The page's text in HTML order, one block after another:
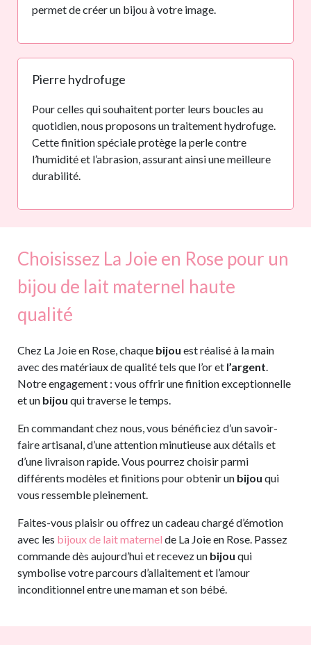
permet de créer un bijou à votre image.
Pierre hydrofuge
Pour celles qui souhaitent porter leurs boucles au
quotidien, nous proposons un traitement hydrofuge.
Cette finition spéciale protège la perle contre
l’humidité et l’abrasion, assurant ainsi une meilleure
durabilité.
Choisissez La Joie en Rose pour un
bijou de lait maternel haute
qualité
Chez La Joie en Rose, chaque bijou est réalisé à la main
avec des matériaux de qualité tels que l’or et l’argent
Notre engagement : vous offrir une finition exceptionnelle
et un bijou qui traverse le temps.
En commandant chez nous, vous bénéficiez d’un savoir-
faire artisanal, d’une attention minutieuse aux détails et
d’une livraison rapide. Vous pourrez choisir parmi
différents modèles et finitions pour obtenir un bijou qui
vous ressemble pleinement.
Faites-vous plaisir ou offrez un cadeau chargé d’émotion
avec les bijoux de lait maternel de La Joie en Rose. Passez
commande dès aujourd’hui et recevez un bijou qui
symbolise votre parcours d’allaitement et l’amour
inconditionnel entre une maman et son bébé.